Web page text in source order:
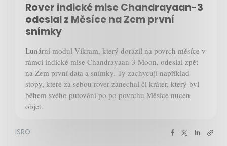
Rover indické mise Chandrayaan-3
odeslal z Měsíce na Zem první
snímky
Lunární modul Vikram, který dorazil na povrch měsíce v
rámci indické mise Chandrayaan-3 Moon, odeslal zpět
na Zem první data a snímky. Ty zachycují například
stopy, které za sebou rover zanechal či kráter, který byl
během svého putování po po povrchu Měsíce nucen
objet.
ISRO